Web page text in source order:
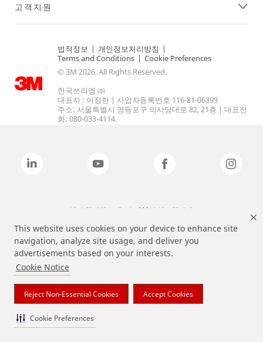
This website uses cookies on your device to enhance site
navigation, analyze site usage, and deliver you
advertisements based on your interests.
Cookie Notice
Reject Non-Essential Cookies Accept Cookies
Cookie Preferences
고객지원
법적정보 | 개인정보처리방침 |
Terms and Conditions | Cookie Preferences
© 3M 2026. All Rights Reserved.
한국쓰리엠 ㈜
대표자 : 이정한 | 사업자등록번호 116-81-06399
주소: 서울특별시 영등포구 의사당대로 82, 21층 | 대표전
화: 080-033-4114.
상기 열거된 브랜드는 3M의 상표입니다.